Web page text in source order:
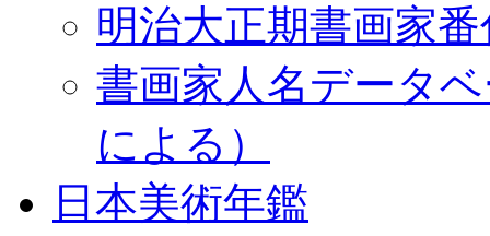
明治大正期書画家
書画家人名データ
による）
日本美術年鑑